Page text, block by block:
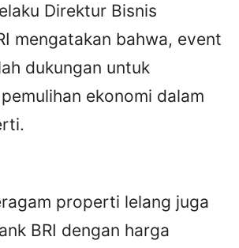
Direktur Bisnis
mengatakan bahwa, event
dukungan untuk
ekonomi dalam
properti lelang juga
BRI dengan harga